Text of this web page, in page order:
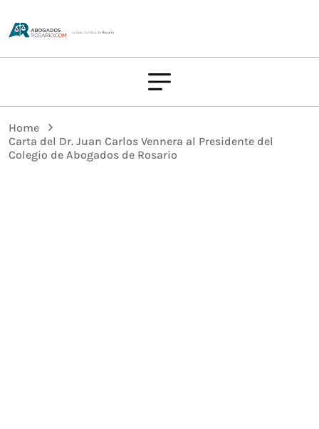
Home
Carta del Dr. Juan Carlos Vennera al Presidente del
Colegio de Abogados de Rosario